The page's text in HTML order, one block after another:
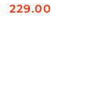
Cena:
229.00